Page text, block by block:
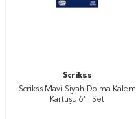
Scrikss
Scrikss Mavi Siyah Dolma Kalem
Kartuşu 6’lı Set